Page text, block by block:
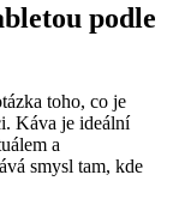
podle
toho, co je
Káva je ideální
a
smysl tam, kde